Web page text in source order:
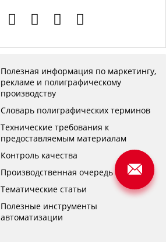
Полезная информация по маркетингу,
рекламе и полиграфическому
производству
Словарь полиграфических терминов
Технические требования к
предоставляемым материалам
Контроль качества
Производственная очередь
Тематические статьи
Полезные инструменты
автоматизации